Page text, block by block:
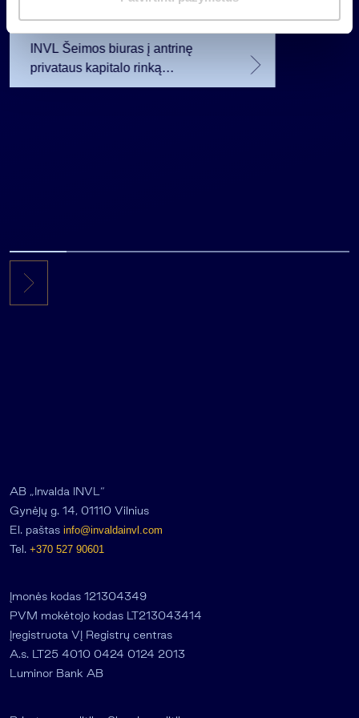
s
2026 07 28
INVL Šeimos biuras į antrinę
privataus kapitalo rinką
investuojantį fondą pritraukė 17,4
planavo
AB „Invalda INVL“
Gynėjų g. 14, 01110 Vilnius
El. paštas info@invaldainvl.com
Tel. +370 527 90601
Įmonės kodas 121304349
PVM mokėtojo kodas LT213043414
Įregistruota VĮ Registrų centras
A.s. LT25 4010 0424 0124 2013
Luminor Bank AB